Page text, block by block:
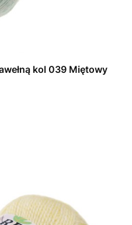
kol 039 Miętowy